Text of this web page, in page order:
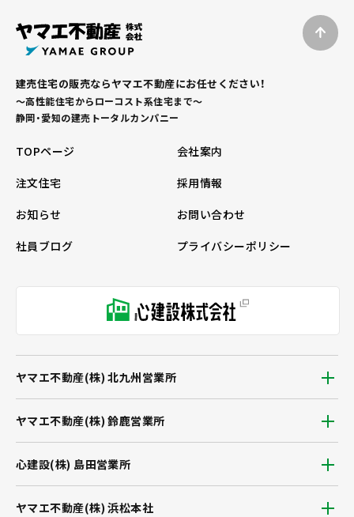
建売住宅の販売ならヤマエ不動産にお任せください！
～高性能住宅からローコスト系住宅まで～
静岡・愛知の建売トータルカンパニー
TOPページ
会社案内
注文住宅
採用情報
お知らせ
お問い合わせ
社員ブログ
プライバシーポリシー
ヤマエ不動産(株) 浜松本社
ヤマエ不動産(株) 北九州営業所
ヤマエ不動産(株) 鈴鹿営業所
心建設(株) 島田営業所